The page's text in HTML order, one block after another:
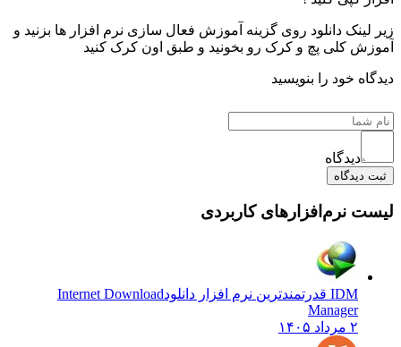
لینک دانلود روی گزینه آموزش فعال سازی نرم افزار ها بزنید و
کلی پچ و کرک رو بخونید و طبق اون کرک کنید
خود را بنویسید
دیدگاه
ثبت دیدگاه
نرم‌افزارهای کاربردی
IDM قدرتمندترین نرم افزار دانلود
Internet Download
Manager